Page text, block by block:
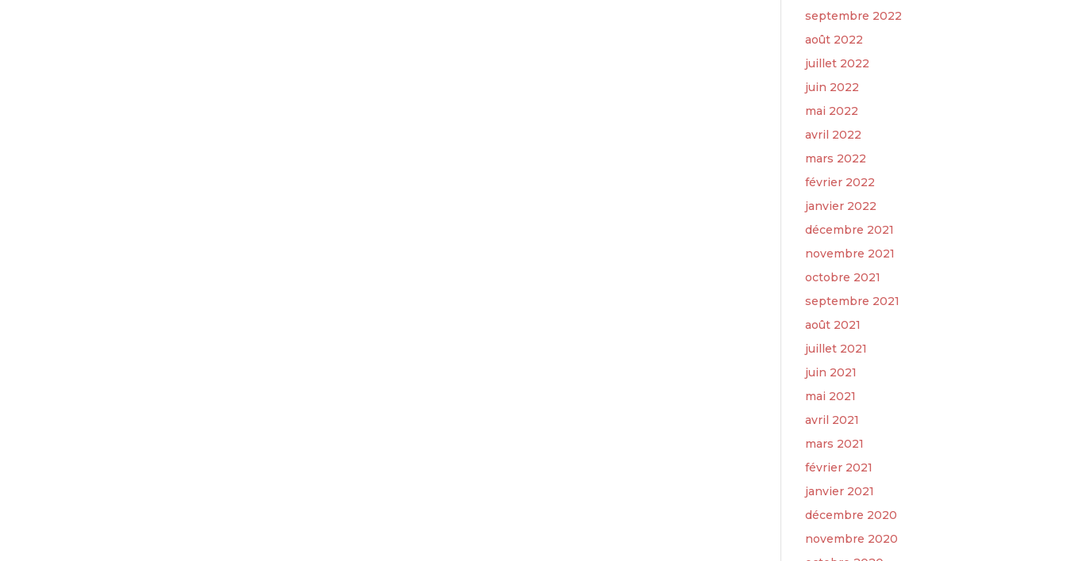
septembre 2022
août 2022
juillet 2022
juin 2022
mai 2022
avril 2022
mars 2022
février 2022
janvier 2022
décembre 2021
novembre 2021
octobre 2021
septembre 2021
août 2021
juillet 2021
juin 2021
mai 2021
avril 2021
mars 2021
février 2021
janvier 2021
décembre 2020
novembre 2020